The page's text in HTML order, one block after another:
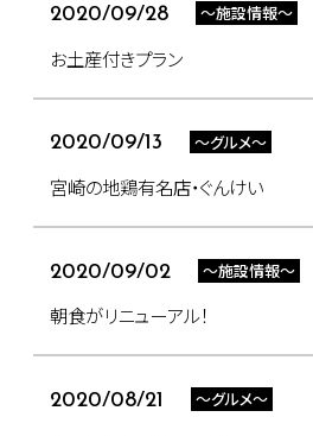
2020/09/28 ～施設情報～
お土産付きプラン
2020/09/13 ～グルメ～
宮崎の地鶏有名店・ぐんけい
2020/09/02 ～施設情報～
朝食がリニューアル！
2020/08/21 ～グルメ～